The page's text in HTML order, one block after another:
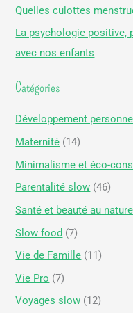
h
e
r
:
Quelles culottes
La psychologie positive,
avec nos enfants
Catégories
Développement personnel
Maternité (14)
Minimalisme et éco-
Parentalité slow (46)
Santé et beauté au naturel
Slow food (7)
Vie de Famille (11)
Vie Pro (7)
Voyages slow (12)